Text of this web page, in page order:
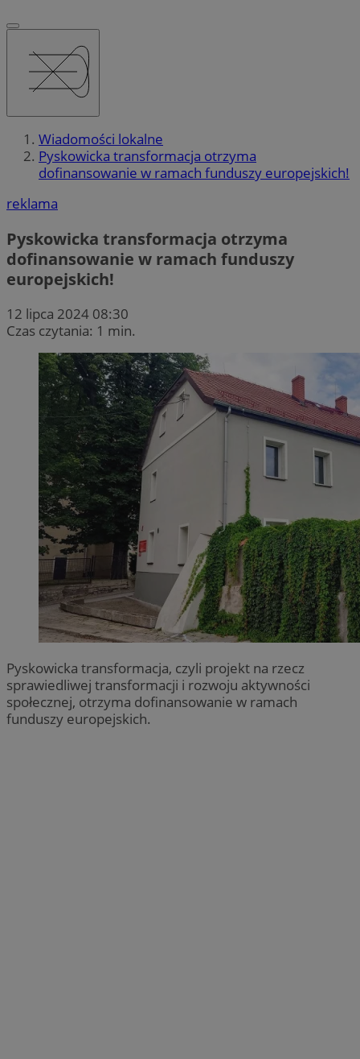
Wiadomości lokalne
Pyskowicka transformacja otrzyma
dofinansowanie w ramach funduszy europejskich!
reklama
Pyskowicka transformacja otrzyma
dofinansowanie w ramach funduszy
europejskich!
12 lipca 2024 08:30
Czas czytania: 1 min.
Pyskowicka transformacja, czyli projekt na rzecz
sprawiedliwej transformacji i rozwoju aktywności
społecznej, otrzyma dofinansowanie w ramach
funduszy europejskich.